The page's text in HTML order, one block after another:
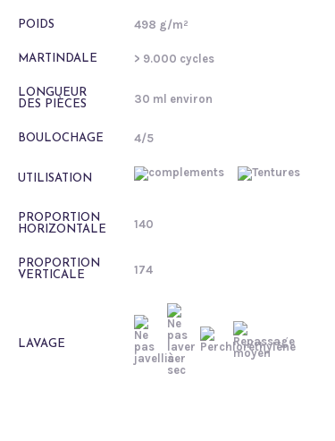
POIDS 498 g/m²
MARTINDALE > 9.000 cycles
LONGUEUR
DES PIÈCES
30 ml environ
BOULOCHAGE 4/5
UTILISATION
PROPORTION
HORIZONTALE
140
PROPORTION
VERTICALE
174
LAVAGE